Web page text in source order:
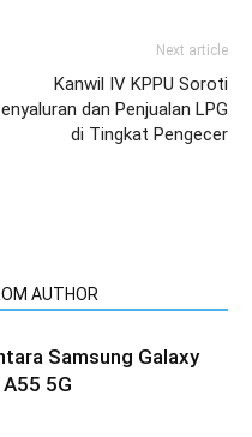
Next article
Kanwil IV KPPU Soroti
dan Penjualan LPG
di Tingkat Pengecer
AUTHOR
Samsung Galaxy
5G